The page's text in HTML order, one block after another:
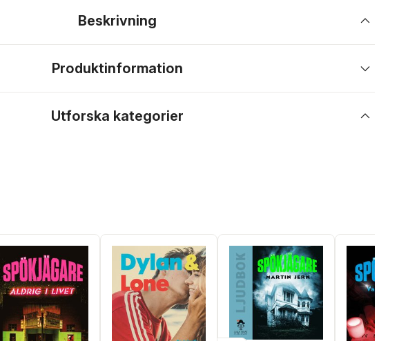
Beskrivning
Produktinformation
Utforska kategorier